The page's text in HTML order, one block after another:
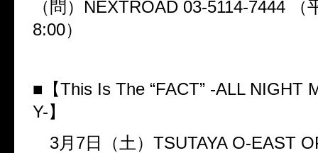
（問） NEXTROAD 03-5114-7444
（
8:00）
■【This Is The “FACT” -ALL NIGHT
Y-】
3月 7日（土） TSUTAYA O-EAST